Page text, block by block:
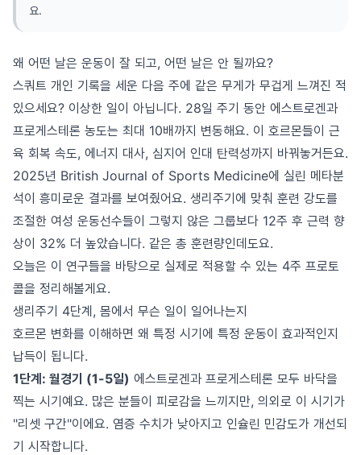
요.
왜 어떤 날은 운동이 잘 되고, 어떤 날은 안 될까요?
스쿼트 개인 기록을 세운 다음 주에 같은 무게가 무겁게 느껴진 적
있으세요? 이상한 일이 아닙니다. 28일 주기 동안 에스트로겐과
프로게스테론 농도는 최대 10배까지 변동해요. 이 호르몬들이 근
육 회복 속도, 에너지 대사, 심지어 인대 탄력성까지 바꿔놓거든요.
2025년 British Journal of Sports Medicine에 실린 메타분
석이 흥미로운 결과를 보여줬어요. 생리주기에 맞춰 훈련 강도를
조절한 여성 운동선수들이 그렇지 않은 그룹보다 12주 후 근력 향
상이 32% 더 높았습니다. 같은 총 훈련량인데도요.
오늘은 이 연구들을 바탕으로 실제로 적용할 수 있는 4주 프로토
콜을 정리해볼게요.
생리주기 4단계, 몸에서 무슨 일이 일어나는지
호르몬 변화를 이해하면 왜 특정 시기에 특정 운동이 효과적인지
납득이 됩니다.
1단계: 월경기 (1-5일) 에스트로겐과 프로게스테론 모두 바닥을
찍는 시기예요. 많은 분들이 피로감을 느끼지만, 의외로 이 시기가
"리셋 구간"이에요. 염증 수치가 낮아지고 인슐린 민감도가 개선되
기 시작합니다.